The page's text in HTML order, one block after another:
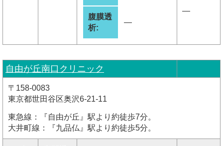
腹膜透
析:
―
―
自由が丘南口クリニック
〒158-0083
東京都世田谷区奥沢6-21-11
東急線：『自由が丘』駅より約徒歩7分。
大井町線：『九品仏』駅より約徒歩5分。